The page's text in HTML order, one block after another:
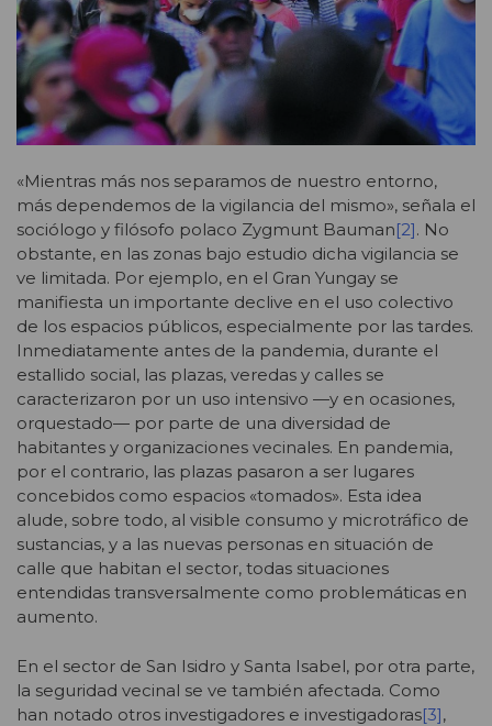
«Mientras más nos separamos de nuestro entorno,
más dependemos de la vigilancia del mismo», señala el
sociólogo y filósofo polaco Zygmunt Bauman[2]. No
obstante, en las zonas bajo estudio dicha vigilancia se
ve limitada. Por ejemplo, en el Gran Yungay se
manifiesta un importante declive en el uso colectivo
de los espacios públicos, especialmente por las tardes.
Inmediatamente antes de la pandemia, durante el
estallido social, las plazas, veredas y calles se
caracterizaron por un uso intensivo —y en ocasiones,
orquestado— por parte de una diversidad de
habitantes y organizaciones vecinales. En pandemia,
por el contrario, las plazas pasaron a ser lugares
concebidos como espacios «tomados». Esta idea
alude, sobre todo, al visible consumo y microtráfico de
sustancias, y a las nuevas personas en situación de
calle que habitan el sector, todas situaciones
entendidas transversalmente como problemáticas en
aumento.
En el sector de San Isidro y Santa Isabel, por otra parte,
la seguridad vecinal se ve también afectada. Como
han notado otros investigadores e investigadoras[3],